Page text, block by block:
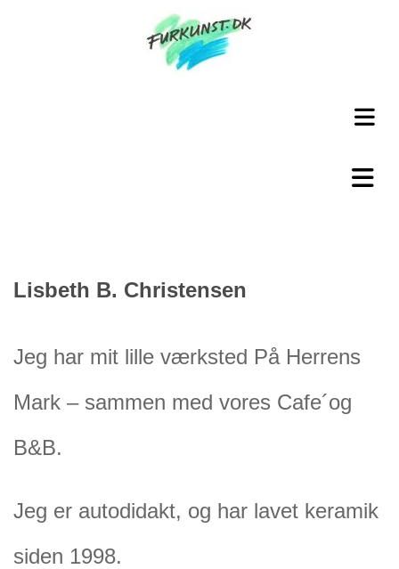
Lisbeth B. Christensen
Jeg har mit lille værksted På Herrens
Mark – sammen med vores Cafe´og
B&B.
Jeg er autodidakt, og har lavet keramik
siden 1998.